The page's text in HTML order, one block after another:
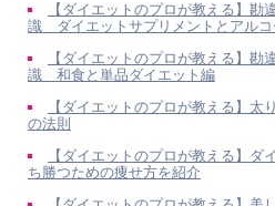
【ダイエットのプロが教える】勘
識 ダイエットサプリメントとアルコ
【ダイエットのプロが教える】勘
識 和食と単品ダイエット編
【ダイエットのプロが教える】
の法則
【ダイエットのプロが教える】
ち勝つための痩せ方を紹介